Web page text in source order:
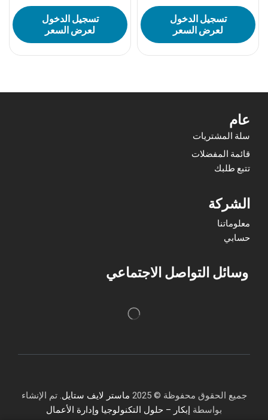
تسجيل الدخول
لعرض السعر
تسجيل الدخول
لعرض السعر
عام
سلة المشتريات
قائمة المفضلات
تتبع طلبك
الشركة
معلوماتنا
حسابي
وسائل التواصل الاجتماعي
جميع الحقوق محفوظة © 2025 ماستر لايف ستايل. تم الإنشاء
بواسطة إبكار – حلول التكنولوجيا وإدارة الأعمال